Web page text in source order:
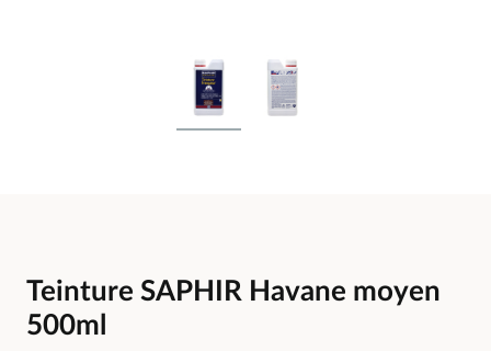
Teinture SAPHIR Havane moyen
500ml